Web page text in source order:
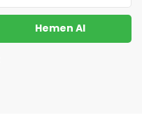
Hemen Al